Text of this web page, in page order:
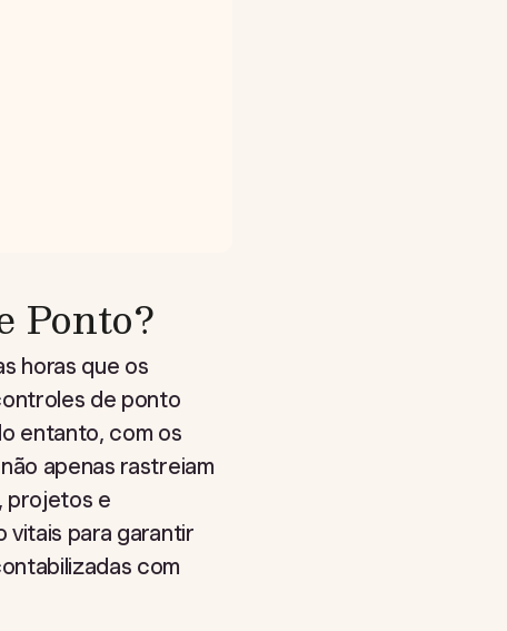
Ponto?
horas que os
de ponto
entanto, com os
apenas rastreiam
projetos e
vitais para garantir
com